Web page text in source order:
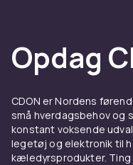
Opdag
CDON er Nordens
små hverdagsbehov og
konstant voksende
legetøj og elektronik til
kæledyrsprodukter. Ting